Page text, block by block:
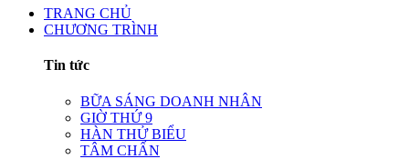
TRANG CHỦ
CHƯƠNG TRÌNH
Tin tức
BỮA SÁNG DOANH NHÂN
GIỜ THỨ 9
HÀN THỬ BIỂU
TÂM CHẤN